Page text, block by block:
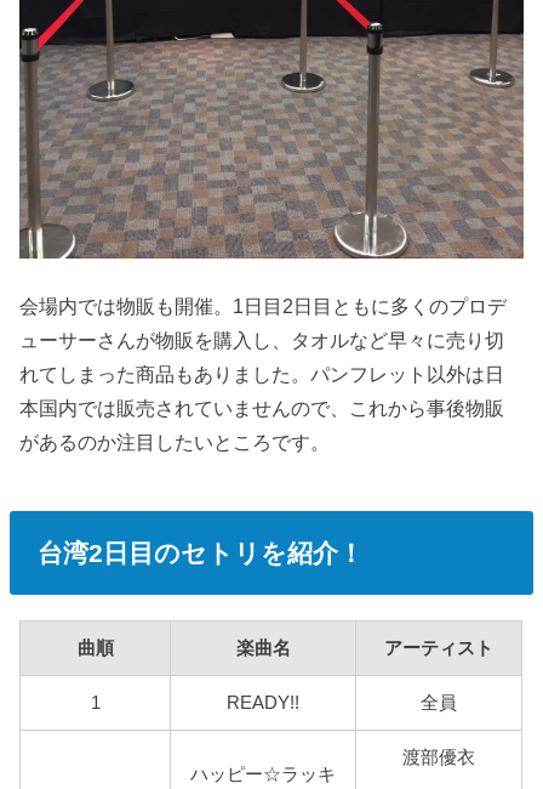
会場内では物販も開催。1日目2日目ともに多くのプロデ
ューサーさんが物販を購入し、タオルなど早々に売り切
れてしまった商品もありました。パンフレット以外は日
本国内では販売されていませんので、これから事後物販
があるのか注目したいところです。
台湾2日目のセトリを紹介！
曲順 楽曲名 アーティスト
1 READY!! 全員
ハッピー☆ラッキ
渡部優衣